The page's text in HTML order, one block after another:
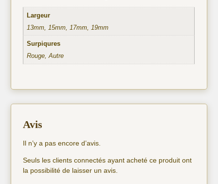
Largeur
13mm, 15mm, 17mm, 19mm
Surpiqures
Rouge, Autre
Avis
Il n’y a pas encore d’avis.
Seuls les clients connectés ayant acheté ce produit ont
la possibilité de laisser un avis.